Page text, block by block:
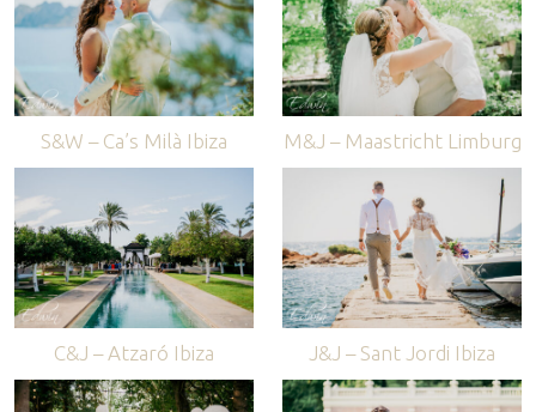
S&W – Ca’s Milà Ibiza M&J – Maastricht Limburg
C&J – Atzaró Ibiza J&J – Sant Jordi Ibiza